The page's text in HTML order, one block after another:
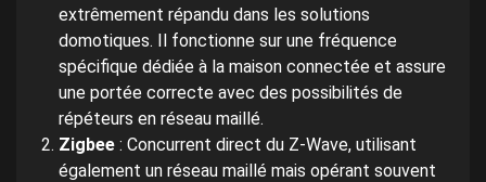
extrêmement répandu dans les solutions
domotiques. Il fonctionne sur une fréquence
spécifique dédiée à la maison connectée et assure
une portée correcte avec des possibilités de
répéteurs en réseau maillé.
Zigbee : Concurrent direct du Z-Wave, utilisant
également un réseau maillé mais opérant souvent